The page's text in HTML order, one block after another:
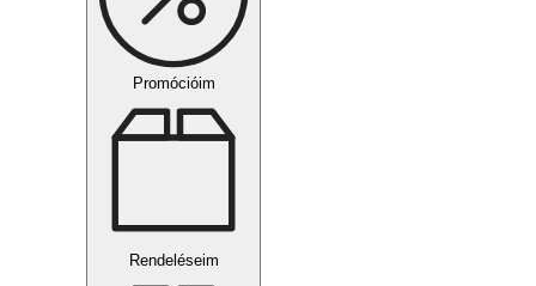
Promócióim
Rendeléseim